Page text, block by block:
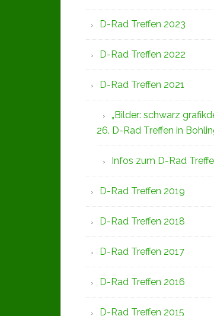
D-Rad Treffen 2023
D-Rad Treffen 2022
D-Rad Treffen 2021
„Bilder: schwarz
26. D-Rad Treffen in
Infos zum D-Rad
D-Rad Treffen 2019
D-Rad Treffen 2018
D-Rad Treffen 2017
D-Rad Treffen 2016
D-Rad Treffen 2015